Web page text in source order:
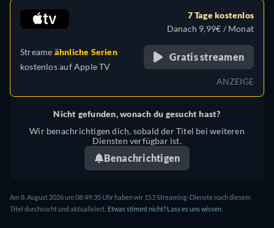
(Lateinamerika), Französisch,
Italienisch, Polnisch,
Türkisch
Streame ähnliche Serien
kostenlos aufApple TV
7 Tage kostenlos
Danach 9,99€ / Monat
Gratis streamen
ANZEIGE
Nicht gefunden, wonach du gesucht hast?
Wir benachrichtigen dich, sobald der Titel bei weiteren
Diensten verfügbar ist.
Benachrichtigen
Am 8. August 2026 um 08:49:35 Uhr haben wir 153 Streaming-Dienste nach diesem
Titel durchsucht und aktualisiert. Etwas stimmt nicht? Lass es uns wissen.